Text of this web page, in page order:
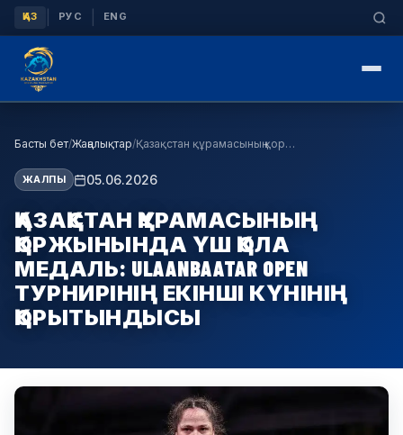
ҚАЗ РУС ENG
Басты бет/Жаңалықтар/ Қазақстан құрамасының қоржынында үш қола медаль: …
ЖАЛПЫ 05.06.2026
ҚАЗАҚСТАН ҚҰРАМАСЫНЫҢ
ҚОРЖЫНЫНДА ҮШ ҚОЛА
МЕДАЛЬ: ULAANBAATAR OPEN
ТУРНИРІНІҢ ЕКІНШІ КҮНІНІҢ
ҚОРЫТЫНДЫСЫ